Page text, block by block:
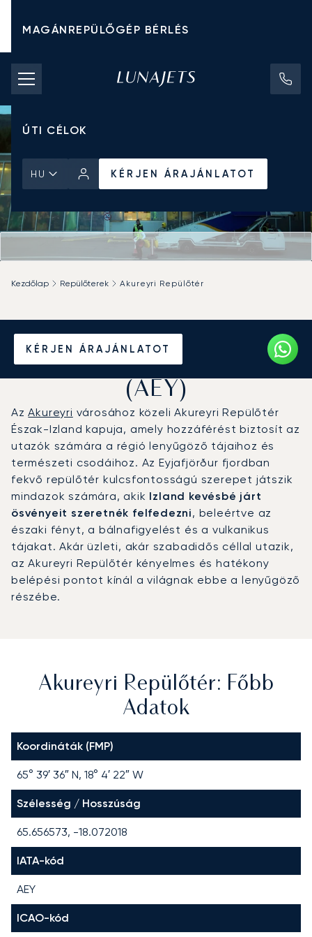
MAGÁNREPÜLŐGÉP BÉRLÉS
CHARTER ÁRAK
MAGÁNREPÜLŐGÉPEK
ÚTI CÉLOK
HU KÉRJEN ÁRAJÁNLATOT
KÉRJEN ÁRAJÁNLATOT
Kezdőlap Repülőterek Akureyri Repülőtér
Magánrepülőgép bérlése
az Akureyri Repülőtérre
(AEY)
AzAkureyri városához közeli Akureyri Repülőtér
Észak-Izland kapuja, amely hozzáférést biztosít az
utazók számára a régió lenyűgöző tájaihoz és
természeti csodáihoz. Az Eyjafjörður fjordban
fekvő repülőtér kulcsfontosságú szerepet játszik
mindazok számára, akik Izland kevésbé járt
ösvényeit szeretnék felfedezni, beleértve az
északi fényt, a bálnafigyelést és a vulkanikus
tájakat. Akár üzleti, akár szabadidős céllal utazik,
az Akureyri Repülőtér kényelmes és hatékony
belépési pontot kínál a világnak ebbe a lenyűgöző
részébe.
Akureyri Repülőtér: Főbb
Adatok
Koordináták (FMP)
65° 39′ 36″ N, 18° 4′ 22″ W
Szélesség / Hosszúság
65.656573, -18.072018
IATA-kód
AEY
ICAO-kód